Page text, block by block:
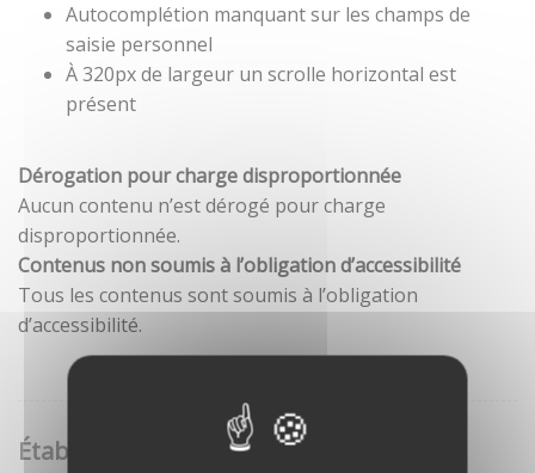
Autocomplétion manquant sur les champs de
saisie personnel
À 320px de largeur un scrolle horizontal est
présent
Dérogation pour charge disproportionnée
Aucun contenu n’est dérogé pour charge
disproportionnée.
Contenus non soumis à l’obligation d’accessibilité
Tous les contenus sont soumis à l’obligation
d’accessibilité.
Établissement de cette déclaration